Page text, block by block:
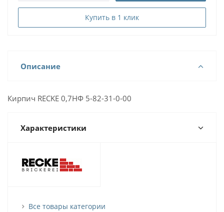
Купить в 1 клик
Описание
Кирпич RECKE 0,7НФ 5-82-31-0-00
Характеристики
Все товары категории